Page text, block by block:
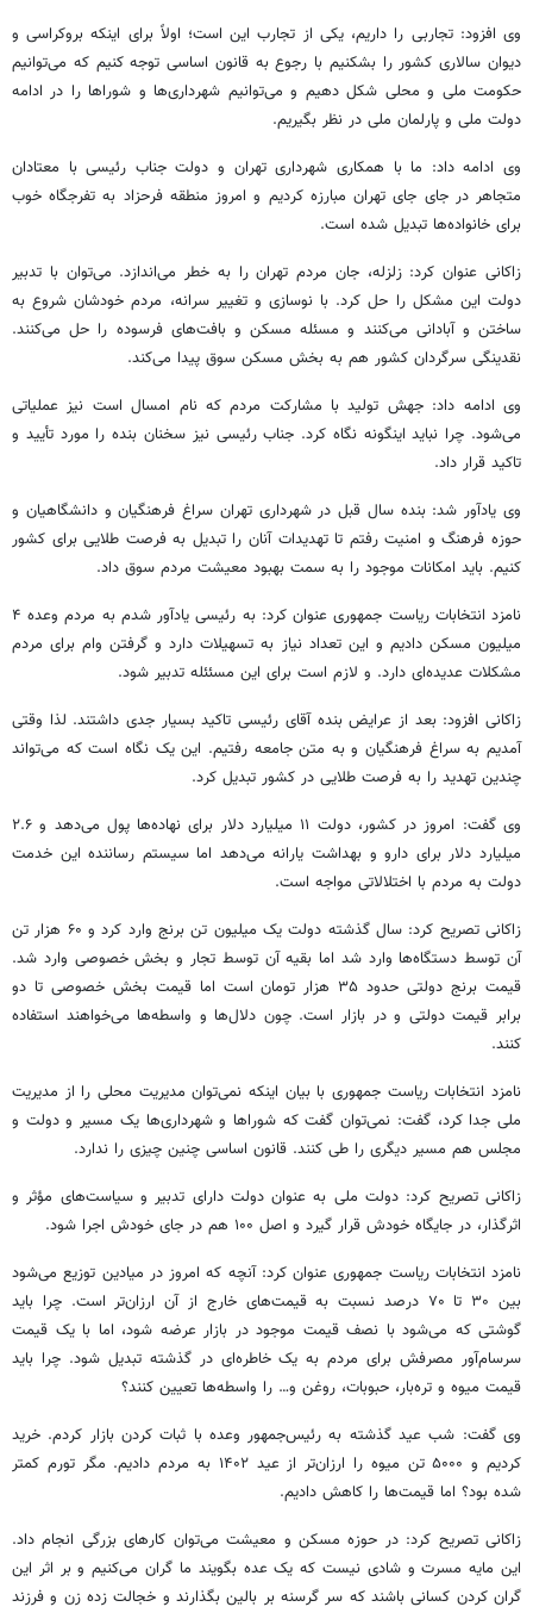
وی افزود: تجاربی را داریم، یکی از تجارب این است؛ اولاً برای اینکه بروکراسی و
دیوان سالاری کشور را بشکنیم با رجوع به قانون اساسی توجه کنیم که می‌توانیم
حکومت ملی و محلی شکل دهیم و می‌توانیم شهرداری‌ها و شوراها را در ادامه
دولت ملی و پارلمان ملی در نظر بگیریم.
وی ادامه داد: ما با همکاری شهرداری تهران و دولت جناب رئیسی با معتادان
متجاهر در جای جای تهران مبارزه کردیم و امروز منطقه فرحزاد به تفرجگاه خوب
برای خانواده‌ها تبدیل شده است.
زاکانی عنوان کرد: زلزله، جان مردم تهران را به خطر می‌اندازد. می‌توان با تدبیر
دولت این مشکل را حل کرد. با نوسازی و تغییر سرانه، مردم خودشان شروع به
ساختن و آبادانی می‌کنند و مسئله مسکن و بافت‌های فرسوده را حل می‌کنند.
نقدینگی سرگردان کشور هم به بخش مسکن سوق پیدا می‌کند.
وی ادامه داد: جهش تولید با مشارکت مردم که نام امسال است نیز عملیاتی
می‌شود. چرا نباید اینگونه نگاه کرد. جناب رئیسی نیز سخنان بنده را مورد تأیید و
تاکید قرار داد.
وی یادآور شد: بنده سال قبل در شهرداری تهران سراغ فرهنگیان و دانشگاهیان و
حوزه فرهنگ و امنیت رفتم تا تهدیدات آنان را تبدیل به فرصت طلایی برای کشور
کنیم. باید امکانات موجود را به سمت بهبود معیشت مردم سوق داد.
نامزد انتخابات ریاست جمهوری عنوان کرد: به رئیسی یادآور شدم به مردم وعده ۴
میلیون مسکن دادیم و این تعداد نیاز به تسهیلات دارد و گرفتن وام برای مردم
مشکلات عدیده‌ای دارد. و لازم است برای این مسئئله تدبیر شود.
زاکانی افزود: بعد از عرایض بنده آقای رئیسی تاکید بسیار جدی داشتند. لذا وقتی
آمدیم به سراغ فرهنگیان و به متن جامعه رفتیم. این یک نگاه است که می‌تواند
چندین تهدید را به فرصت طلایی در کشور تبدیل کرد.
وی گفت: امروز در کشور، دولت ۱۱ میلیارد دلار برای نهاده‌ها پول می‌دهد و ۲.۶
میلیارد دلار برای دارو و بهداشت یارانه می‌دهد اما سیستم رساننده این خدمت
دولت به مردم با اختلالاتی مواجه است.
زاکانی تصریح کرد: سال گذشته دولت یک میلیون تن برنج وارد کرد و ۶۰ هزار تن
آن توسط دستگاه‌ها وارد شد اما بقیه آن توسط تجار و بخش خصوصی وارد شد.
قیمت برنج دولتی حدود ۳۵ هزار تومان است اما قیمت بخش خصوصی تا دو
برابر قیمت دولتی و در بازار است. چون دلال‌ها و واسطه‌ها می‌خواهند استفاده
کنند.
نامزد انتخابات ریاست جمهوری با بیان اینکه نمی‌توان مدیریت محلی را از مدیریت
ملی جدا کرد، گفت: نمی‌توان گفت که شوراها و شهرداری‌ها یک مسیر و دولت و
مجلس هم مسیر دیگری را طی کنند. قانون اساسی چنین چیزی را ندارد.
زاکانی تصریح کرد: دولت ملی به عنوان دولت دارای تدبیر و سیاست‌های مؤثر و
اثرگذار، در جایگاه خودش قرار گیرد و اصل ۱۰۰ هم در جای خودش اجرا شود.
نامزد انتخابات ریاست جمهوری عنوان کرد: آنچه که امروز در میادین توزیع می‌شود
بین ۳۰ تا ۷۰ درصد نسبت به قیمت‌های خارج از آن ارزان‌تر است. چرا باید
گوشتی که می‌شود با نصف قیمت موجود در بازار عرضه شود، اما با یک قیمت
سرسام‌آور مصرفش برای مردم به یک خاطره‌ای در گذشته تبدیل شود. چرا باید
قیمت میوه و تره‌بار، حبوبات، روغن و… را واسطه‌ها تعیین کنند؟
وی گفت: شب عید گذشته به رئیس‌جمهور وعده با ثبات کردن بازار کردم. خرید
کردیم و ۵۰۰۰ تن میوه را ارزان‌تر از عید ۱۴۰۲ به مردم دادیم. مگر تورم کمتر
شده بود؟ اما قیمت‌ها را کاهش دادیم.
زاکانی تصریح کرد: در حوزه مسکن و معیشت می‌توان کارهای بزرگی انجام داد.
این مایه مسرت و شادی نیست که یک عده بگویند ما گران می‌کنیم و بر اثر این
گران کردن کسانی باشند که سر گرسنه بر بالین بگذارند و خجالت زده زن و فرزند